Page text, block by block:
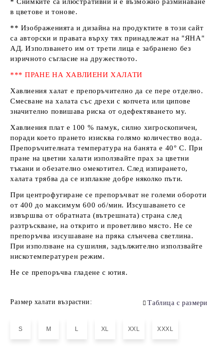
в цветове и тонове.
** Изображенията и дизайна на продуктите в този сайт
са авторски и правата върху тях принадлежат на "ЯНА"
АД. Използването им от трети лица е забранено без
изричното съгласие на дружеството.
*** ПРАНЕ НА ХАВЛИЕНИ ХАЛАТИ
Хавлиения халат е препоръчително да се пере отделно.
Смесване на халата със дрехи с копчета или ципове
значително повишава риска от одефектяването му.
Хавлиения плат е 100 % памук, силно хигроскопичен,
поради което прането изисква голямо количество вода.
Препоръчителната температура на банята е 40° С. При
пране на цветни халати използвайте прах за цветни
тъкани и обезателно омекотител. След изпирането,
халата трябва да се изплакне добре няколко пъти.
При центрофугиране се препоръчват не големи обороти
от 400 до максимум 600 об/мин. Изсушаването се
извършва от обратната (вътрешната) страна след
разтръскване, на открито и проветливо място. Не се
препоръчва изсушаване на пряка слънчева светлина.
При използване на сушилня, задължително използвайте
нискотемпературен режим.
Не се препоръчва гладене с ютия.
Размер халати възрастни: Таблица с размери
S M L XL XXL XXXL